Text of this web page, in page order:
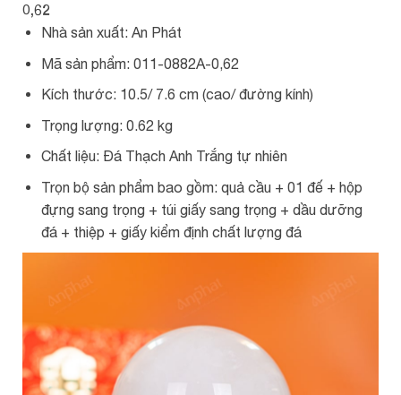
0,62
Nhà sản xuất: An Phát
Mã sản phẩm: 011-0882A-0,62
Kích thước: 10.5/ 7.6 cm (cao/ đường kính)
Trọng lượng: 0.62 kg
Chất liệu: Đá Thạch Anh Trắng tự nhiên
Trọn bộ sản phẩm bao gồm: quả cầu + 01 đế + hộp
đựng sang trọng + túi giấy sang trọng + dầu dưỡng
đá + thiệp + giấy kiểm định chất lượng đá